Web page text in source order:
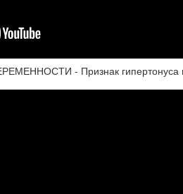
- Признак гипертонуса